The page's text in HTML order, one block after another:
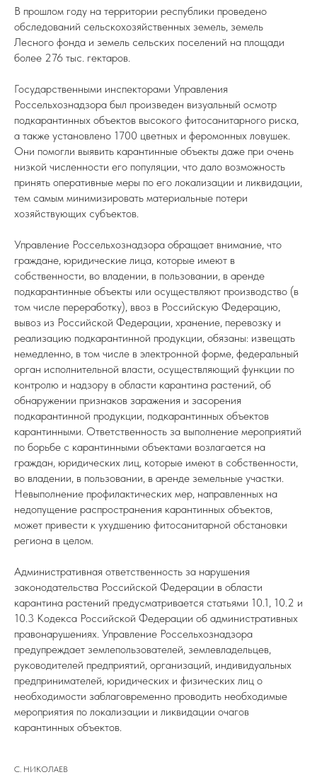
В прошлом году на территории республики проведено
обследований сельскохозяйственных земель, земель
Лесного фонда и земель сельских поселений на площади
более 276 тыс. гектаров.
Государственными инспекторами Управления
Россельхознадзора был произведен визуальный осмотр
подкарантинных объектов высокого фитосанитарного риска,
а также установлено 1700 цветных и феромонных ловушек.
Они помогли выявить карантинные объекты даже при очень
низкой численности его популяции, что дало возможность
принять оперативные меры по его локализации и ликвидации,
тем самым минимизировать материальные потери
хозяйствующих субъектов.
Управление Россельхознадзора обращает внимание, что
граждане, юридические лица, которые имеют в
собственности, во владении, в пользовании, в аренде
подкарантинные объекты или осуществляют производство (в
том числе переработку), ввоз в Российскую Федерацию,
вывоз из Российской Федерации, хранение, перевозку и
реализацию подкарантинной продукции, обязаны: извещать
немедленно, в том числе в электронной форме, федеральный
орган исполнительной власти, осуществляющий функции по
контролю и надзору в области карантина растений, об
обнаружении признаков заражения и засорения
подкарантинной продукции, подкарантинных объектов
карантинными. Ответственность за выполнение мероприятий
по борьбе с карантинными объектами возлагается на
граждан, юридических лиц, которые имеют в собственности,
во владении, в пользовании, в аренде земельные участки.
Невыполнение профилактических мер, направленных на
недопущение распространения карантинных объектов,
может привести к ухудшению фитосанитарной обстановки
региона в целом.
Административная ответственность за нарушения
законодательства Российской Федерации в области
карантина растений предусматривается статьями 10.1, 10.2 и
10.3 Кодекса Российской Федерации об административных
правонарушениях. Управление Россельхознадзора
предупреждает землепользователей, землевладельцев,
руководителей предприятий, организаций, индивидуальных
предпринимателей, юридических и физических лиц о
необходимости заблаговременно проводить необходимые
мероприятия по локализации и ликвидации очагов
карантинных объектов.
С. НИКОЛАЕВ